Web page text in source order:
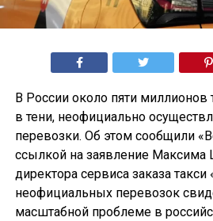
В России около пяти миллионов
в тени, неофициально
перевозки. Об этом сообщили
ссылкой на заявление Максима
директора сервиса заказа
неофициальных перевозок
масштабной проблеме в